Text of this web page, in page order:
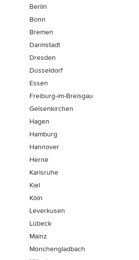
Berlin
Bonn
Bremen
Darmstadt
Dresden
Düsseldorf
Essen
Freiburg-im-Breisgau
Gelsenkirchen
Hagen
Hamburg
Hannover
Herne
Karlsruhe
Kiel
Köln
Leverkusen
Lübeck
Mainz
Mönchen­gladbach